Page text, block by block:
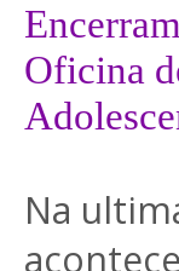
Oficina
Na